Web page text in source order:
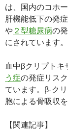
は、国内のコホ
肝機能低下の発
や ２型糖尿病の
にされています。
血中βクリプトキ
う症の発症リス
ています。β-ク
胞による骨吸収
【関連記事】